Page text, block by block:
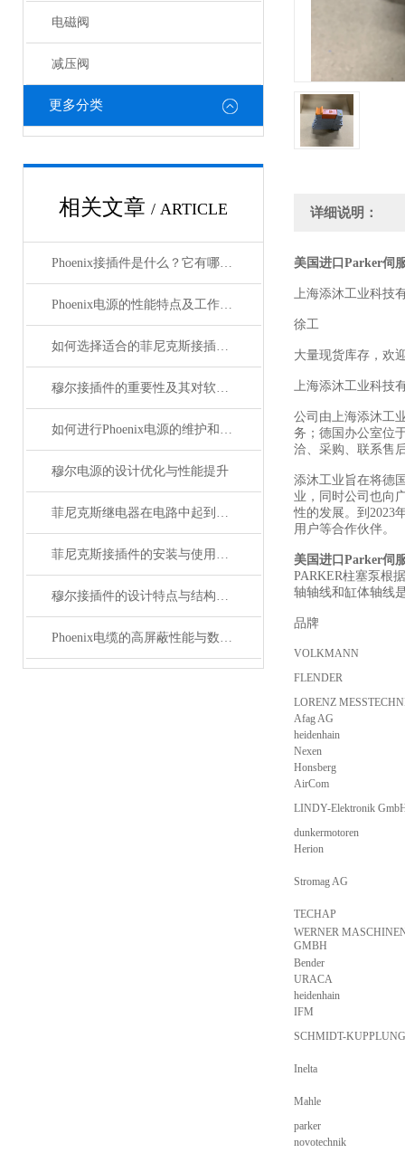
电磁阀
减压阀
更多分类
相关文章 / ARTICLE
Phoenix接插件是什么？它有哪些分类？
Phoenix电源的性能特点及工作温度分析
如何选择适合的菲尼克斯接插件？
穆尔接插件的重要性及其对软件开发的影响
如何进行Phoenix电源的维护和保养？
穆尔电源的设计优化与性能提升
菲尼克斯继电器在电路中起到什么作用？
菲尼克斯接插件的安装与使用技巧
穆尔接插件的设计特点与结构优化
Phoenix电缆的高屏蔽性能与数据传输优势
详细说明：
美国进口Parker伺
上海添沐工业科技
徐工
大量现货库存，欢
上海添沐工业科技
公司由上海添沐工
务；德国办公室位
洽、采购、联系售
添沐工业旨在将德
业，同时公司也向
性的发展。到2023
用户等合作伙伴。
美国进口Parker伺
PARKER柱塞泵根
轴轴线和缸体轴线
品牌
VOLKMANN
FLENDER
LORENZ
Afag AG
heidenhain
Nexen
Honsberg
AirCom
LINDY-Elektronik
dunkermotoren
Herion
Stromag AG
TECHAP
WERNER
GMBH
Bender
URACA
heidenhain
IFM
SCHMIDT-
Inelta
Mahle
parker
novotechnik